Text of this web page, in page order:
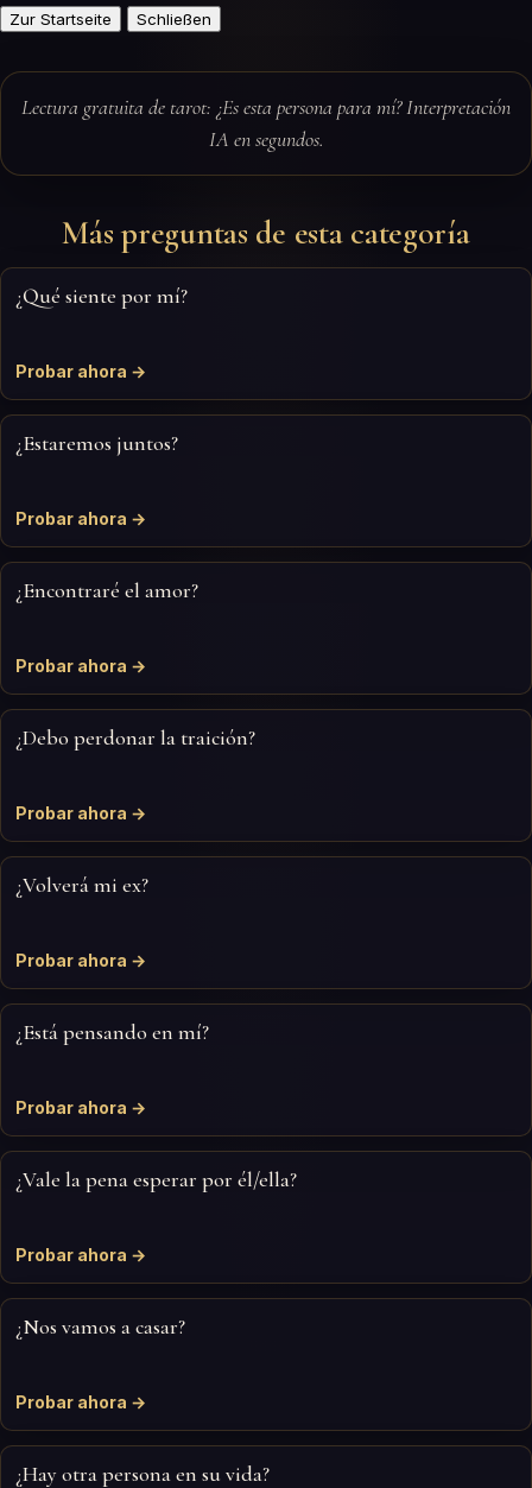
Zur Startseite Schließen
Lectura gratuita de tarot: ¿Es esta persona para mí? Interpretación
IA en segundos.
Más preguntas de esta categoría
¿Qué siente por mí?
Probar ahora →
¿Estaremos juntos?
Probar ahora →
¿Encontraré el amor?
Probar ahora →
¿Debo perdonar la traición?
Probar ahora →
¿Volverá mi ex?
Probar ahora →
¿Está pensando en mí?
Probar ahora →
¿Vale la pena esperar por él/ella?
Probar ahora →
¿Nos vamos a casar?
Probar ahora →
¿Hay otra persona en su vida?